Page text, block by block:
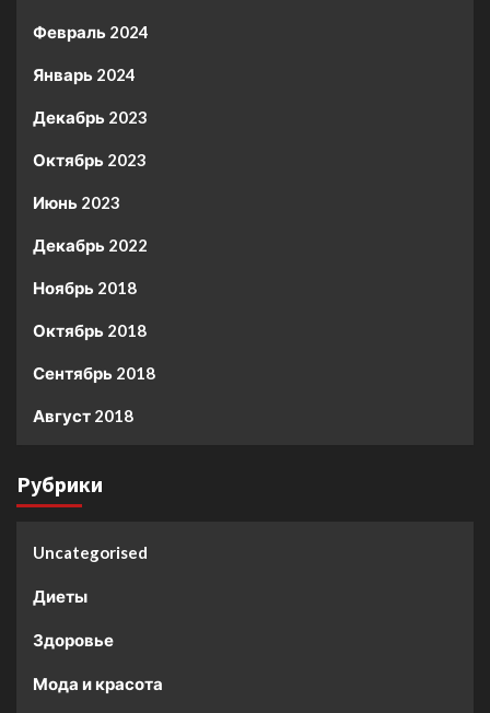
Февраль 2024
Январь 2024
Декабрь 2023
Октябрь 2023
Июнь 2023
Декабрь 2022
Ноябрь 2018
Октябрь 2018
Сентябрь 2018
Август 2018
Рубрики
Uncategorised
Диеты
Здоровье
Мода и красота